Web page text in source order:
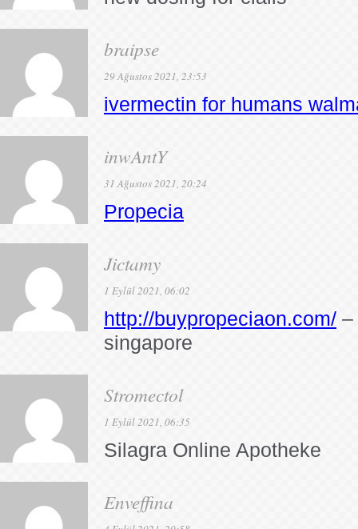
braipse
29 Ağustos 2021, 23:53
ivermectin for humans
inwAntY
31 Ağustos 2021, 20:24
Propecia
Jictamy
1 Eylül 2021, 06:02
http://buypropeciaon.com/ –
singapore
Stromectol
1 Eylül 2021, 06:35
Silagra Online Apotheke
Enveffina